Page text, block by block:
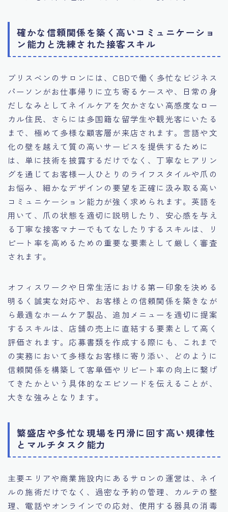
確かな信頼関係を築く高いコミュニケーショ
ン能力と洗練された接客スキル
ブリスベンのサロンには、CBDで働く多忙なビジネス
パーソンがお仕事帰りに立ち寄るケースや、日常の身
だしなみとしてネイルケアを欠かさない高感度なロー
カル住民、さらには多国籍な留学生や観光客にいたる
まで、極めて多様な顧客層が来店されます。言語や文
化の壁を越えて質の高いサービスを提供するために
は、単に技術を披露するだけでなく、丁寧なヒアリン
グを通じてお客様一人ひとりのライフスタイルや爪の
お悩み、細かなデザインの要望を正確に汲み取る高い
コミュニケーション能力が強く求められます。英語を
用いて、爪の状態を適切に説明したり、安心感を与え
る丁寧な接客マナーでもてなしたりするスキルは、リ
ピート率を高めるための重要な要素として厳しく審査
されます。
オフィスワークや日常生活における第一印象を決める
明るく誠実な対応や、お客様との信頼関係を築きなが
ら最適なホームケア製品、追加メニューを適切に提案
するスキルは、店舗の売上に直結する要素として高く
評価されます。応募書類を作成する際にも、これまで
の実務において多様なお客様に寄り添い、どのように
信頼関係を構築して客単価やリピート率の向上に繋げ
てきたかという具体的なエピソードを伝えることが、
大きな強みとなります。
繁盛店や多忙な現場を円滑に回す高い規律性
とマルチタスク能力
主要エリアや商業施設内にあるサロンの運営は、ネイ
ルの施術だけでなく、過密な予約の管理、カルテの整
理、電話やオンラインでの応対、使用する器具の消毒